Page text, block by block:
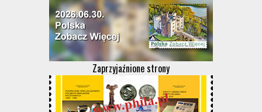
Zaprzyjaźnione strony